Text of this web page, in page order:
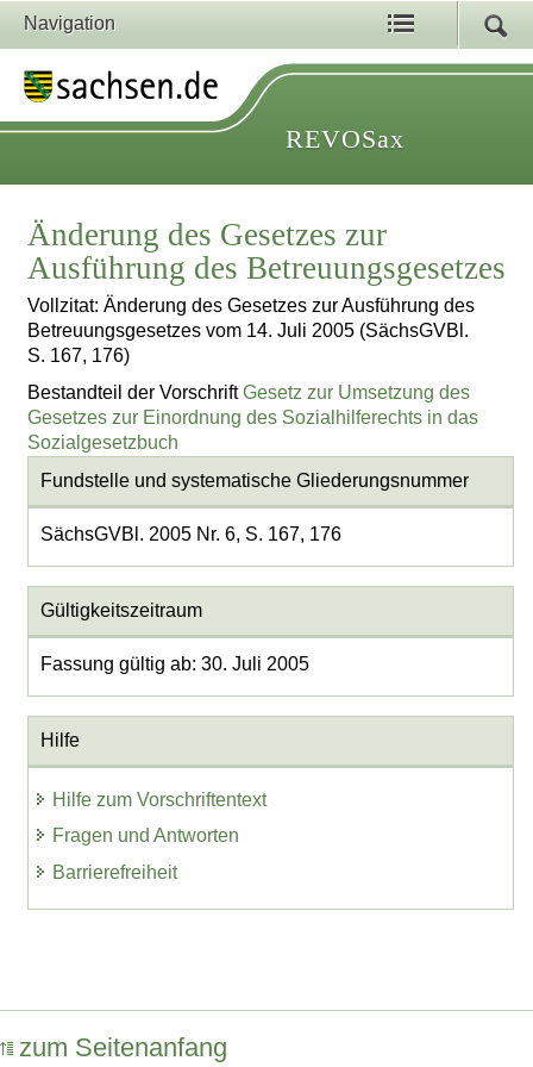
Navigation
REVOSax
Änderung des Gesetzes zur
Ausführung des Betreuungsgesetzes
Vollzitat: Änderung des Gesetzes zur Ausführung des
Betreuungsgesetzes vom 14. Juli 2005 (SächsGVBl.
S. 167, 176)
Bestandteil der VorschriftGesetz zur Umsetzung des
Gesetzes zur Einordnung des Sozialhilferechts in das
Sozialgesetzbuch
Fundstelle und systematische Gliederungsnummer
SächsGVBl. 2005 Nr. 6, S. 167, 176
Gültigkeitszeitraum
Fassung gültig ab: 30. Juli 2005
Hilfe
Hilfe zum Vorschriftentext
Fragen und Antworten
Barrierefreiheit
zum Seitenanfang